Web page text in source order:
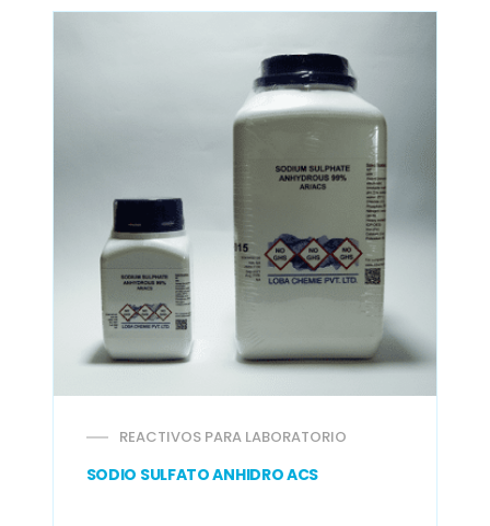
REACTIVOS PARA LABORATORIO
SODIO SULFATO ANHIDRO ACS